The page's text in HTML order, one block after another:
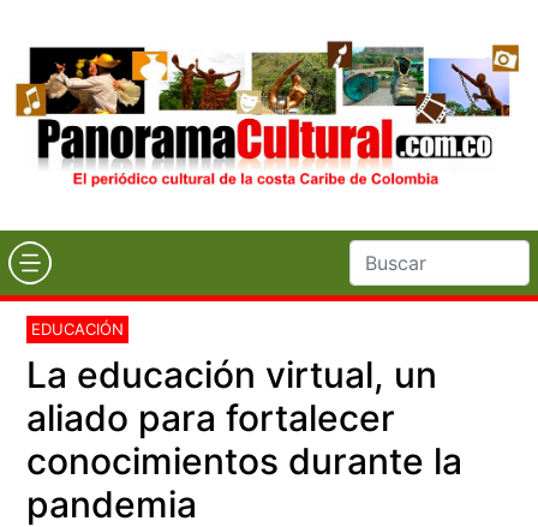
EDUCACIÓN
La educación virtual, un
aliado para fortalecer
conocimientos durante la
pandemia